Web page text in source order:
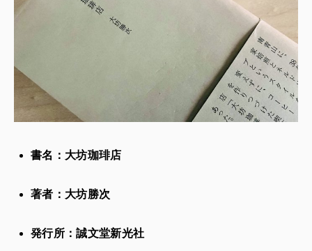
書名：大坊珈琲店
著者：大坊勝次
発行所：誠文堂新光社